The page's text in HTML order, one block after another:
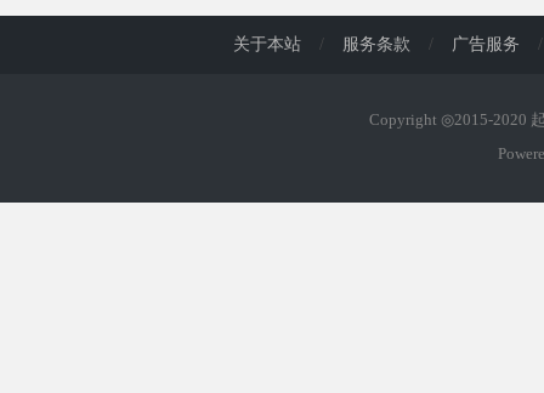
关于本站 / 服务条款 / 广告服务 /
Copyright ◎2015-2020